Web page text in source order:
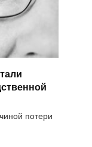
потери